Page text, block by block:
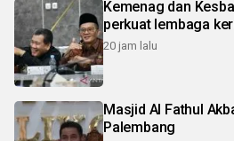
Kemenag dan
perkuat lembaga
20 jam lalu
Masjid Al Fathul
Palembang